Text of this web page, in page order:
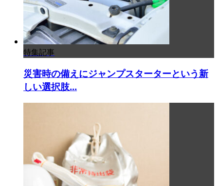
特集記事
災害時の備えにジャンプスターターという新
しい選択肢...